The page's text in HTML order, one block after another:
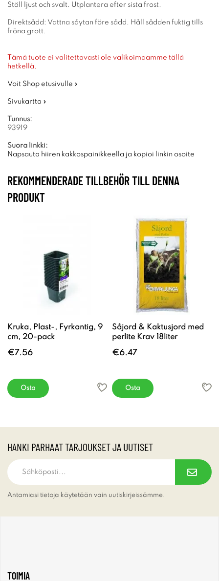
Ställ ljust och svalt. Utplantera efter sista frost.
Direktsådd: Vattna såytan före sådd. Håll sådden fuktig tills
fröna grott.
Tämä tuote ei valitettavasti ole valikoimaamme tällä
hetkellä.
Voit Shop etusivulle »
Sivukartta »
Tunnus:
93919
Suora linkki:
Napsauta hiiren kakkospainikkeella ja kopioi linkin osoite
REKOMMENDERADE TILLBEHÖR TILL DENNA
PRODUKT
Kruka, Plast-, Fyrkantig, 9
cm, 20-pack
€7.56
Osta
Såjord & Kaktusjord med
perlite Krav 18liter
€6.47
Osta
HANKI PARHAAT TARJOUKSET JA UUTISET
Antamiasi tietoja käytetään vain uutiskirjeissämme.
TOIMIA